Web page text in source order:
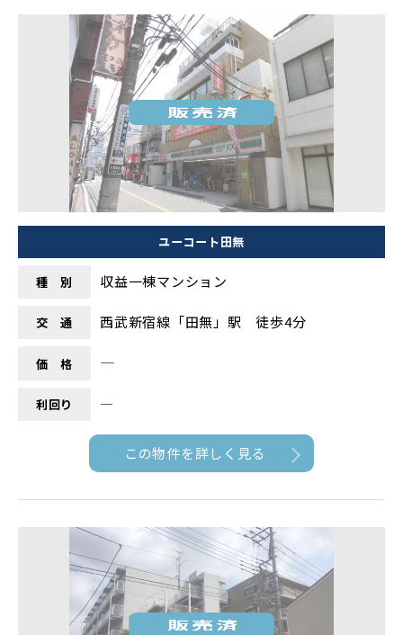
ユーコート田無
種 別 収益一棟マンション
交 通 西武新宿線「田無」駅 徒歩4分
価 格 ―
利回り ―
この物件を詳しく見る